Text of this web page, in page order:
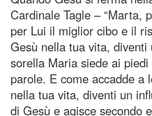
Cardinale Tagle – “Marta,
per Lui il miglior cibo e il
Gesù nella tua vita, diventi
sorella Maria siede ai
parole. E come accadde a
nella tua vita, diventi un
di Gesù e agisce secondo